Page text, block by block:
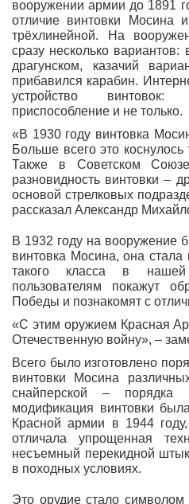
вооружении армии до 1891
отличие винтовки Мосина
трёхлинейной. На
сразу несколько
драгунском, казачий
прибавился карабин.
устройство винтовок:
приспособление и не только.
«В 1930 году винтовка
Больше всего это коснулось
Также в Советском
разновидность винтовки –
основой стрелковых
рассказал Александр
В 1932 году на вооружение
винтовка Мосина, она
такого класса в нашей
пользователям покажут
Победы и познакомят с
«С этим оружием Красная
Отечественную войну», –
Всего было изготовлено
винтовки Мосина
снайперской – порядка
модификация винтовки
Красной армии в 1944
отличала упрощенная
несъемный перекидной
в походных условиях.
Это орудие стало